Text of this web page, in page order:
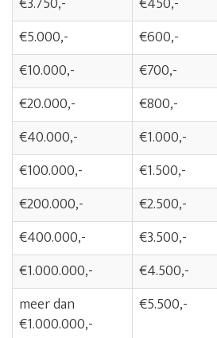
€5.000,-
€600,-
€10.000,-
€700,-
€20.000,-
€800,-
€40.000,-
€1.000,-
€100.000,-
€1.500,-
€200.000,-
€2.500,-
€400.000,-
€3.500,-
€1.000.000,-
€4.500,-
meer dan
€1.000.000,-
€5.500,-